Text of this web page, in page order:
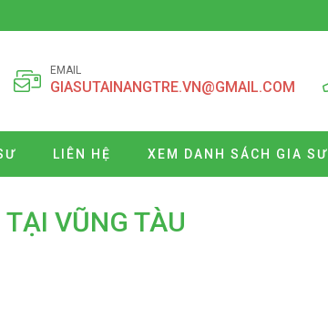
EMAIL
GIASUTAINANGTRE.VN@GMAIL.COM
LIÊN HỆ XEM DANH SÁCH GIA SƯ
VŨNG TÀU